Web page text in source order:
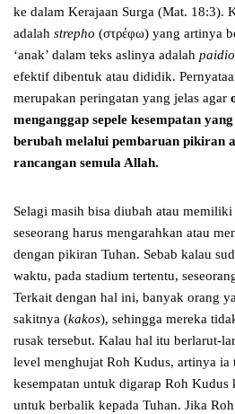
ke dalam Kerajaan Surga (Mat. 18:3).
adalah strepho (στρέφω) yang artinya
‘anak’ dalam teks aslinya adalah
efektif dibentuk atau dididik.
merupakan peringatan yang jelas agar
menganggap sepele kesempatan
berubah melalui pembaruan pikiran
rancangan semula Allah.
Selagi masih bisa diubah atau
seseorang harus mengarahkan atau
dengan pikiran Tuhan. Sebab kalau
waktu, pada stadium tertentu,
Terkait dengan hal ini, banyak orang
sakitnya (kakos), sehingga mereka
rusak tersebut. Kalau hal itu berlarut-
level menghujat Roh Kudus, artinya
kesempatan untuk digarap Roh Kudus
untuk berbalik kepada Tuhan. Jika